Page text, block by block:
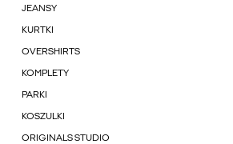
JEANSY
KURTKI
OVERSHIRTS
KOMPLETY
PARKI
KOSZULKI
ORIGINALS STUDIO